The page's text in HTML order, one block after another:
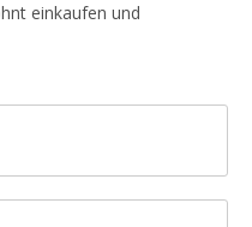
einkaufen und